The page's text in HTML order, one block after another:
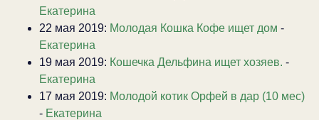
Екатерина
22 мая 2019: Молодая Кошка Кофе ищет дом -
Екатерина
19 мая 2019: Кошечка Дельфина ищет хозяев. -
Екатерина
17 мая 2019: Молодой котик Орфей в дар (10 мес)
- Екатерина